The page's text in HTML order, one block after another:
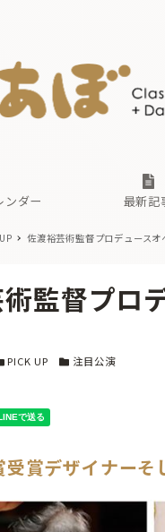
ンダー 最新記
佐渡裕芸術監督プロデュース
監督プロ
テゴリー
PICK UP カテゴリー
注目公演
賞デザイナーそ